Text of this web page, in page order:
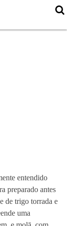
entendido
preparado antes
de trigo torrada e
uma